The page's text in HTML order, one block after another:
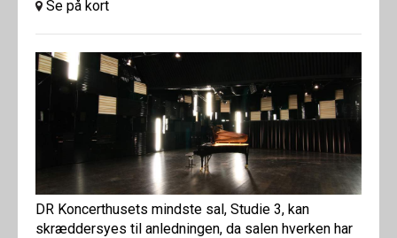
Om
Om
Kontakt
Om fonden
Om
SHOP
Se på kort
DR Koncerthusets mindste sal, Studie 3, kan
skræddersyes til anledningen, da salen hverken har